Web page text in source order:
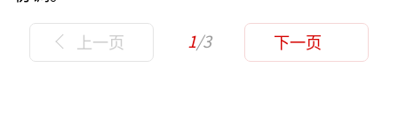
上一页 1/3 下一页